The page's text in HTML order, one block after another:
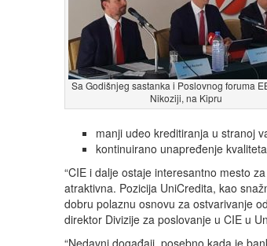
Sa Godišnjeg sastanka i Poslovnog foruma
Nikoziji, na Kipru
manji udeo kreditiranja u stranoj
kontinuirano unapređenje
“CIE i dalje ostaje interesantno mesto
atraktivna. Pozicija UniCredita, kao
dobru polaznu osnovu za ostvarivanje
direktor Divizije za poslovanje u CIE u
“Nedavni događaji, posebno kada je